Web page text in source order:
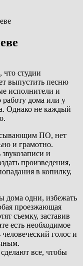
студии
выпустить песню
исполнители и
дома или у
Однако не каждый
ПО, нет
и грамотно.
и
произведения,
в копилку,
дома одни, избежать
проезжающая
съемку, заставив
есть необходимое
голос и
все, чтобы